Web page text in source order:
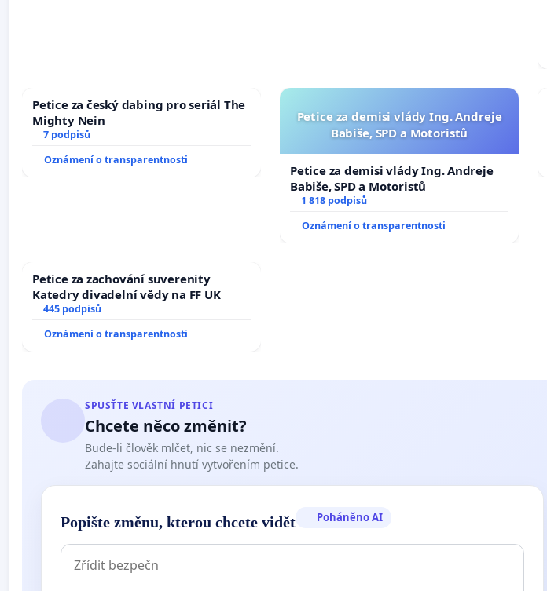
Petice za český dabing pro seriál The
Mighty Nein
7 podpisů
Oznámení o transparentnosti
Petice za demisi vlády Ing. Andreje
Babiše, SPD a Motoristů
Petice za demisi vlády Ing. Andreje
Babiše, SPD a Motoristů
1 818 podpisů
Oznámení o transparentnosti
Petice za zachování suverenity
Katedry divadelní vědy na FF UK
445 podpisů
Oznámení o transparentnosti
SPUSŤTE VLASTNÍ PETICI
Chcete něco změnit?
Bude-li člověk mlčet, nic se nezmění.
Zahajte sociální hnutí vytvořením petice.
Popište změnu, kterou chcete vidět Poháněno AI